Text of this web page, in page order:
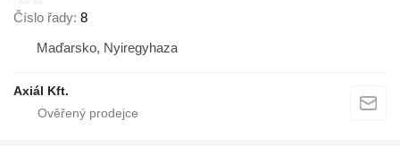
Číslo řady 8
Maďarsko, Nyiregyhaza
Axiál Kft.